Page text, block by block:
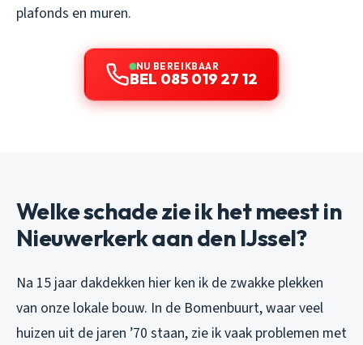
plafonds en muren.
NU BEREIKBAAR
BEL 085 019 27 12
Welke schade zie ik het meest in
Nieuwerkerk aan den IJssel?
Na 15 jaar dakdekken hier ken ik de zwakke plekken
van onze lokale bouw. In de Bomenbuurt, waar veel
huizen uit de jaren ’70 staan, zie ik vaak problemen met